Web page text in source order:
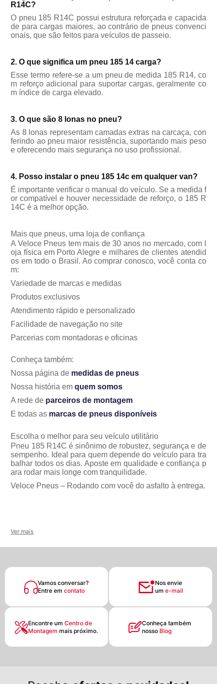
R14C?
O pneu 185 R14C possui estrutura reforçada e capacida
de para cargas maiores, ao contrário de pneus convenci
onais, que são feitos para veículos de passeio.
2. O que significa um pneu 185 14 carga?
Esse termo refere-se a um pneu de medida 185 R14, co
m reforço adicional para suportar cargas, geralmente co
m índice de carga elevado.
3. O que são 8 lonas no pneu?
As 8 lonas representam camadas extras na carcaça, con
ferindo ao pneu maior resistência, suportando mais peso
e oferecendo mais segurança no uso profissional.
4. Posso instalar o pneu 185 14c em qualquer van?
É importante verificar o manual do veículo. Se a medida f
or compatível e houver necessidade de reforço, o 185 R
14C é a melhor opção.
Mais que pneus, uma loja de confiança
A Veloce Pneus tem mais de 30 anos no mercado, com l
oja física em Porto Alegre e milhares de clientes atendid
os em todo o Brasil. Ao comprar conosco, você conta co
m:
Variedade de marcas e medidas
Produtos exclusivos
Atendimento rápido e personalizado
Facilidade de navegação no site
Parcerias com montadoras e oficinas
Conheça também:
Nossa página de medidas de pneus
Nossa história em quem somos
A rede de parceiros de montagem
E todas as marcas de pneus disponíveis
Escolha o melhor para seu veículo utilitário
Pneu 185 R14C é sinônimo de robustez, segurança e de
sempenho. Ideal para quem depende do veículo para tra
balhar todos os dias. Aposte em qualidade e confiança p
ara rodar mais longe com tranquilidade.
Veloce Pneus – Rodando com você do asfalto à entrega.
Ver mais
Vamos conversar?
Entre em contato
Nos envie
um e-mail
Encontre umCentro de
Montagemmais próximo.
Conheça também
nosso Blog